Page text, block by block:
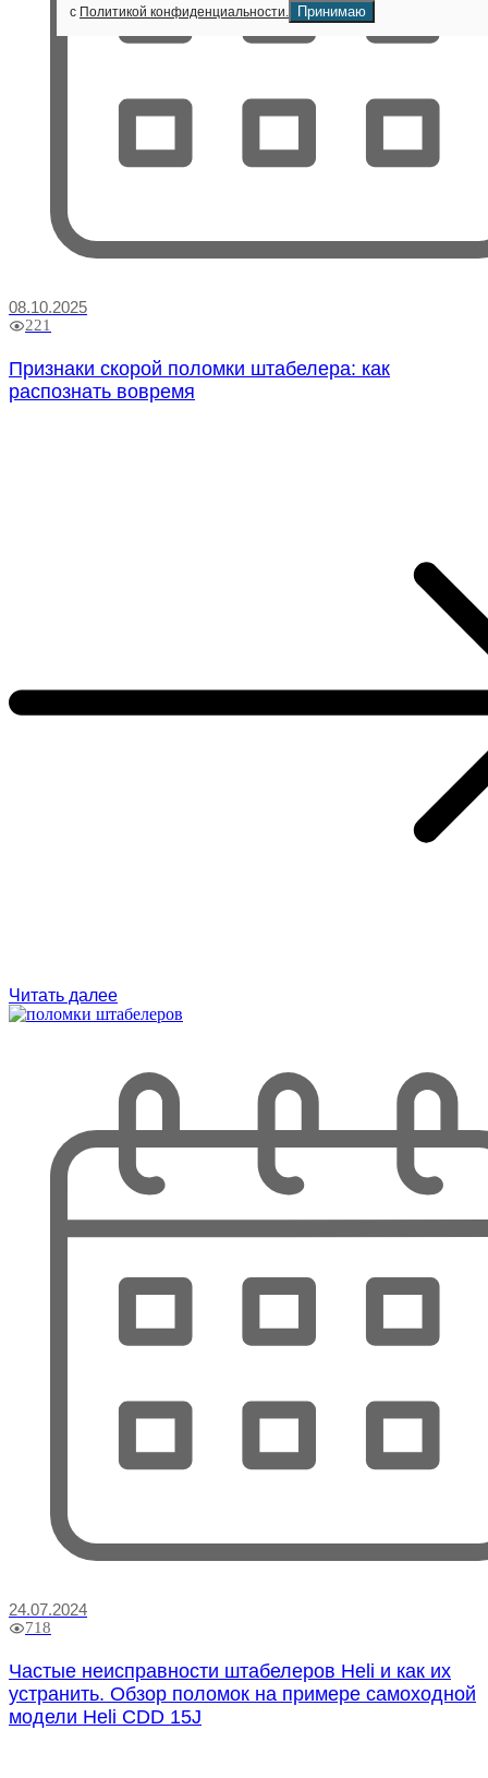
08.10.2025
221
Признаки скорой поломки штабелера: как
распознать вовремя
Читать далее
24.07.2024
718
Частые неисправности штабелеров Heli и как их
устранить. Обзор поломок на примере самоходной
модели Heli CDD 15J
с Политикой конфиденциальности. Принимаю